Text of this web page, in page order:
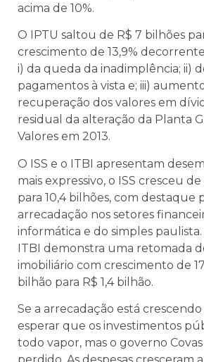
acima de 10%.
O IPTU saltou de R$ 7 bilhões
crescimento de 13,9%
i) da queda da inadimplência; ii)
pagamentos à vista e; iii)
recuperação dos valores em
residual da alteração da Planta
Valores em 2013.
O ISS e o ITBI apresentam
mais expressivo, o ISS cresceu
para 10,4 bilhões, com destaque
arrecadação nos setores
informática e do simples
ITBI demonstra uma retomada
imobiliário com crescimento de
bilhão para R$ 1,4 bilhão.
Se a arrecadação está
esperar que os investimentos
todo vapor, mas o governo